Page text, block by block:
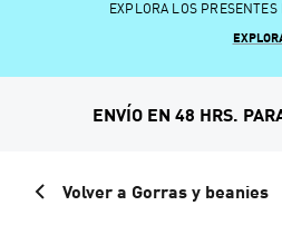
EXPLORA LOS
ENVÍO EN 48 HRS.
Volver a Gorras y beanies